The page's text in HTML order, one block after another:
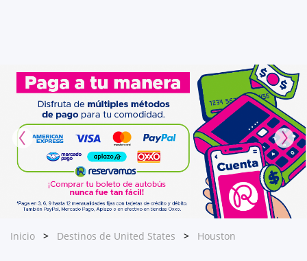
Inicio Destinos de United States Houston